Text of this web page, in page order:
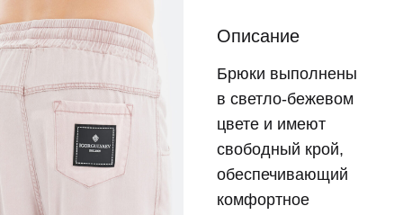
Описание
Брюки выполнены
в светло-бежевом
цвете и имеют
свободный крой,
обеспечивающий
комфортное